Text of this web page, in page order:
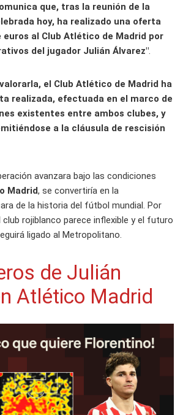
que, tras la reunión de la
hoy, ha realizado una oferta
euros al Club Atlético de Madrid por
del jugador Julián Álvarez".
el Club Atlético de Madrid ha
realizada, efectuada en el marco de
existentes entre ambos clubes, y
a la cláusula de rescisión
avanzara bajo las condiciones
Madrid, se convertiría en la
de la historia del fútbol mundial. Por
rojiblanco parece inflexible y el futuro
ligado al Metropolitano.
de Julián
Atlético Madrid